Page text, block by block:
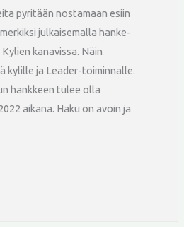
pyritään nostamaan esiin
julkaisemalla hanke-
kanavissa. Näin
kylille ja Leader-toiminnalle.
hankkeen tulee olla
aikana. Haku on avoin ja